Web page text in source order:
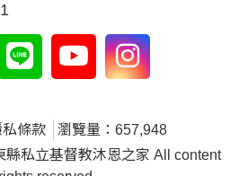
私條款
瀏覽量：657,948
私立基督教沐恩之家 All content